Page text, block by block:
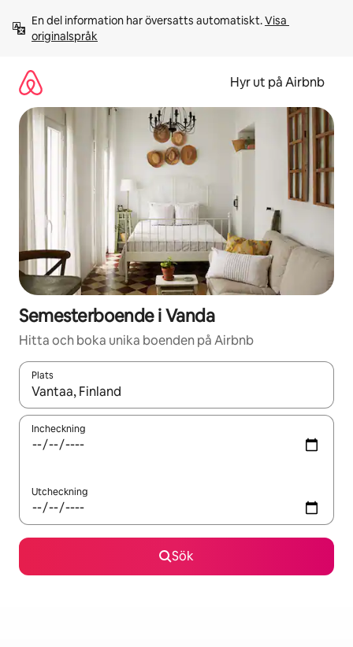
innehåll
En del information har översatts automatiskt. Visa
originalspråk
Hyr ut på Airbnb
Semesterboende i Vanda
Hitta och boka unika boenden på Airbnb
Plats
När resultaten är tillgängliga kan du navigera med upp- och
Incheckning
Utcheckning
Sök